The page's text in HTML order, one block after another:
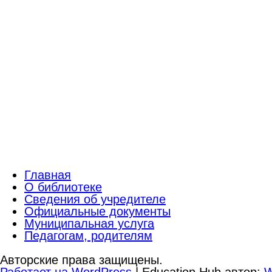
Главная
О библиотеке
Сведения об учредителе
Официальные документы
Муниципальная услуга
Педагогам, родителям
Авторские права защищены.